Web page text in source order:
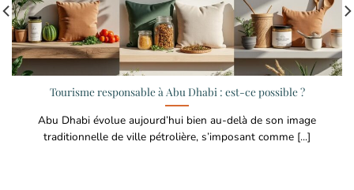
Tourisme responsable à Abu Dhabi : est-ce possible ?
Abu Dhabi évolue aujourd’hui bien au-delà de son image
traditionnelle de ville pétrolière, s’imposant comme [...]